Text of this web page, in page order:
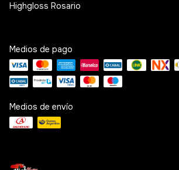
Highgloss Rosario
Medios de pago
Medios de envío